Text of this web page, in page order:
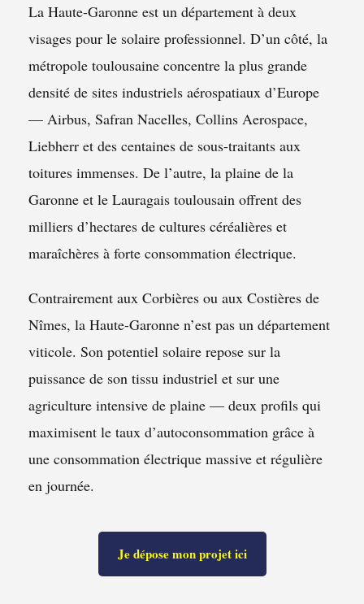
La Haute-Garonne est un département à deux
visages pour le solaire professionnel. D’un côté, la
métropole toulousaine concentre la plus grande
densité de sites industriels aérospatiaux d’Europe
— Airbus, Safran Nacelles, Collins Aerospace,
Liebherr et des centaines de sous-traitants aux
toitures immenses. De l’autre, la plaine de la
Garonne et le Lauragais toulousain offrent des
milliers d’hectares de cultures céréalières et
maraîchères à forte consommation électrique.
Contrairement aux Corbières ou aux Costières de
Nîmes, la Haute-Garonne n’est pas un département
viticole. Son potentiel solaire repose sur la
puissance de son tissu industriel et sur une
agriculture intensive de plaine — deux profils qui
maximisent le taux d’autoconsommation grâce à
une consommation électrique massive et régulière
en journée.
Je dépose mon projet ici